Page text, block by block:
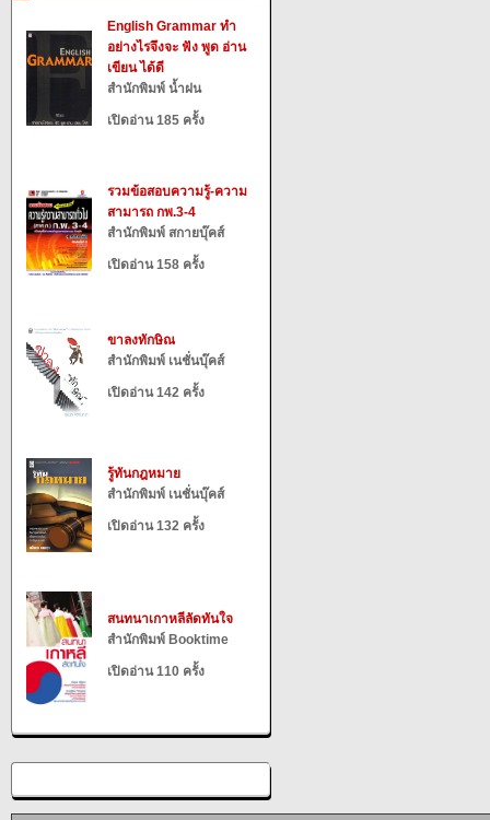
English Grammar ทำ
อย่างไรจึงจะ ฟัง พูด อ่าน
เขียน ได้ดี
สำนักพิมพ์ น้ำฝน
เปิดอ่าน 185 ครั้ง
รวมข้อสอบความรู้-ความ
สามารถ กพ.3-4
สำนักพิมพ์ สกายบุ๊คส์
เปิดอ่าน 158 ครั้ง
ขาลงทักษิณ
สำนักพิมพ์ เนชั่นบุ๊คส์
เปิดอ่าน 142 ครั้ง
รู้ทันกฎหมาย
สำนักพิมพ์ เนชั่นบุ๊คส์
เปิดอ่าน 132 ครั้ง
สนทนาเกาหลีลัดทันใจ
สำนักพิมพ์ Booktime
เปิดอ่าน 110 ครั้ง